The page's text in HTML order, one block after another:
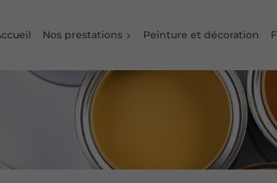
Nos prestations Peinture et décoration